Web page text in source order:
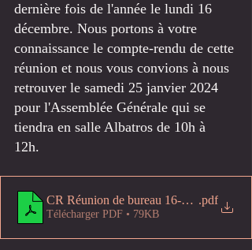
dernière fois de l'année le lundi 16
décembre. Nous portons à votre
connaissance le compte-rendu de cette
réunion et nous vous convions à nous
retrouver le samedi 25 janvier 2024
pour l'Assemblée Générale qui se
tiendra en salle Albatros de 10h à
12h.
CR Réunion de bureau 16-12-2024
.pdf
Télécharger PDF • 79KB